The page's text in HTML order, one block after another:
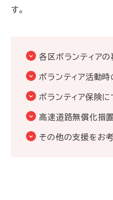
す。
各区ボランティア
ボランティア活動
ボランティア保険に
高速道路無償化措
その他の支援をお